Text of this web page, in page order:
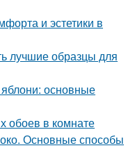
и эстетики в
лучшие образцы для
основные
обоев в комнате
Основные способы